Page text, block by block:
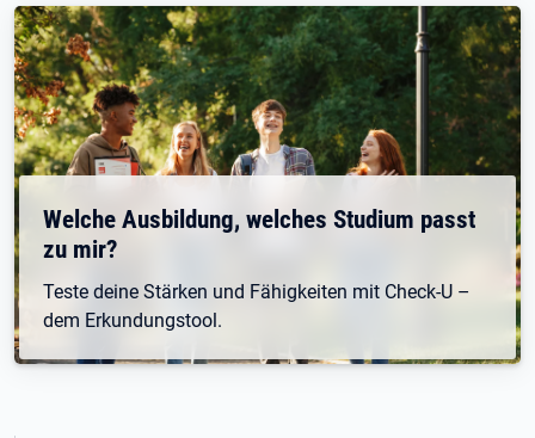
Welche Ausbildung, welches Studium passt
zu mir?
Teste deine Stärken und Fähigkeiten mit Check-U –
dem Erkundungstool.